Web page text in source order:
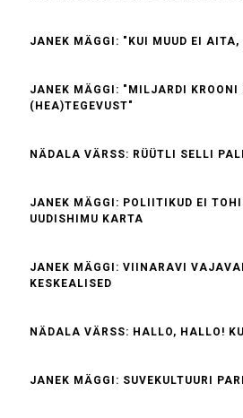
JANEK MÄGGI: "KUI MUUD EI AITA,
JANEK MÄGGI: "MILJARDI KROONI
(HEA)TEGEVUST"
NÄDALA VÄRSS: RÜÜTLI SELLI
JANEK MÄGGI: POLIITIKUD EI
UUDISHIMU KARTA
JANEK MÄGGI: VIINARAVI
KESKEALISED
NÄDALA VÄRSS: HALLO, HALLO!
JANEK MÄGGI: SUVEKULTUURI